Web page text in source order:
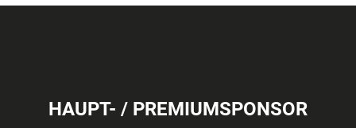
HAUPT- / PREMIUMSPONSOR